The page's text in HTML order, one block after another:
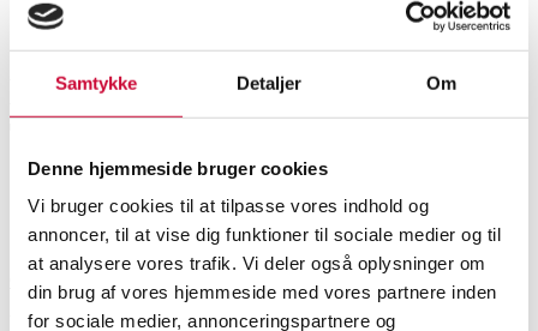
Samtykke Detaljer Om
Denne hjemmeside bruger cookies
Vi bruger cookies til at tilpasse vores indhold og
annoncer, til at vise dig funktioner til sociale medier og til
at analysere vores trafik. Vi deler også oplysninger om
din brug af vores hjemmeside med vores partnere inden
for sociale medier, annonceringspartnere og
Wine
36 fl. Bodegas Celaya
Bayanegra, 'White Label'
SHOWROOMESTIMATE ITEM NUMBER
VAT lot